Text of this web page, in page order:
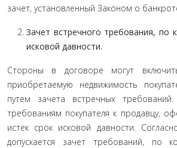
зачет, установленный Законом о
Зачет встречного требования, по
исковой давности.
Стороны в договоре могут
приобретаемую недвижимость
путем зачета встречных
требо­ваниям покупателя к продавцу,
истек срок исковой давности.
допускается зачет требований, по